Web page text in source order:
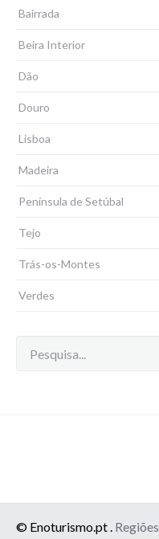
Bairrada
Beira Interior
Dão
Douro
Lisboa
Madeira
Península de Setúbal
Tejo
Trás-os-Montes
Verdes
© Enoturismo.pt . Regiões